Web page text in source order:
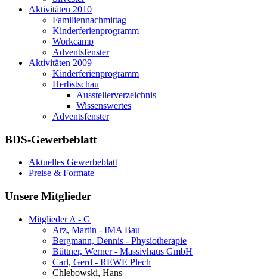
Aktivitäten 2010
Familiennachmittag
Kinderferienprogramm
Workcamp
Adventsfenster
Aktivitäten 2009
Kinderferienprogramm
Herbstschau
Ausstellerverzeichnis
Wissenswertes
Adventsfenster
BDS-Gewerbeblatt
Aktuelles Gewerbeblatt
Preise & Formate
Unsere Mitglieder
Mitglieder A - G
Arz, Martin - IMA Bau
Bergmann, Dennis - Physiotherapie
Büttner, Werner - Massivhaus GmbH
Carl, Gerd - REWE Plech
Chlebowski, Hans